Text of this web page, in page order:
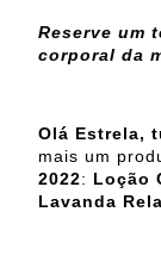
Reserve um
corporal da
Olá Estrela,
mais um
2022: Loção
Lavanda